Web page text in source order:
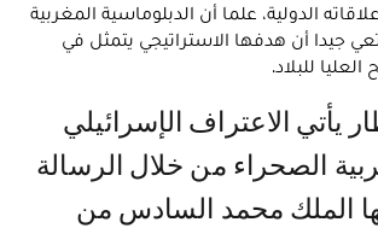
الدولية، علما أن الدبلوماسية المغربية
تعي جيدا أن هدفها الاستراتيجي يتمثل في
للبلاد.
الصحراء من خلال الرسالة
الملك محمد السادس من